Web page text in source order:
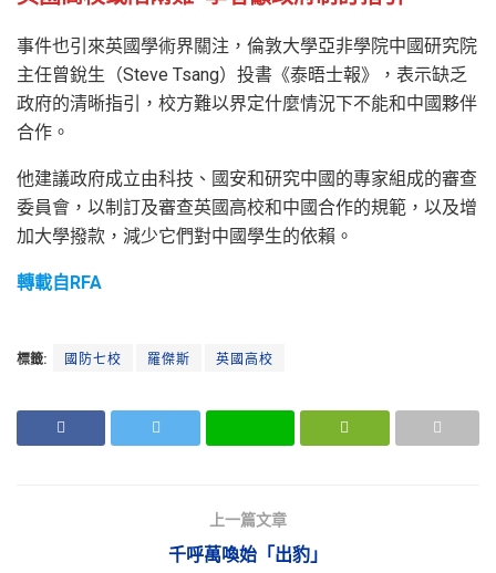
事件也引來英國學術界關注，倫敦大學亞非學院中國研究院
主任曾銳生（Steve Tsang）投書《泰晤士報》，表示缺乏
政府的清晰指引，校方難以界定什麼情況下不能和中國夥伴
合作。
他建議政府成立由科技、國安和研究中國的專家組成的審查
委員會，以制訂及審查英國高校和中國合作的規範，以及增
加大學撥款，減少它們對中國學生的依賴。
轉載自RFA
標籤: 國防七校 羅傑斯 英國高校
上一篇文章
千呼萬喚始「出豹」